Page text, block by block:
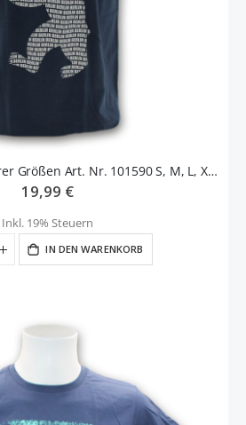
Berlin T-Shirt in mehrer Größen Art. Nr. 101590 S, M, L, XL, XXL
19,99 €
Inkl. 19% Steuern
IN DEN WARENKORB